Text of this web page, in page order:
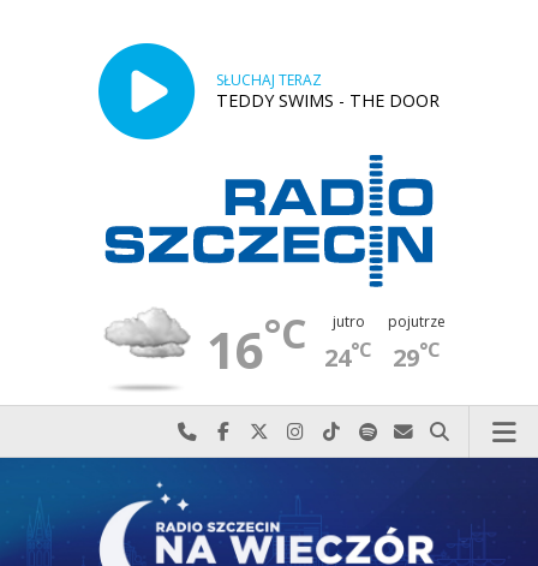
SŁUCHAJ TERAZ
TEDDY SWIMS - THE DOOR
16°C jutro
24°C
pojutrze
29°C
Najlepiej po prostu do nas zadzwoń
Odwiedź nas na Facebook-u
Odwiedź nas na X
Odwiedź nas na Instagram-ie
Odwiedź nas na TikTok-u
Szukaj nas na Spotify
Wyślij do nas
Szukaj